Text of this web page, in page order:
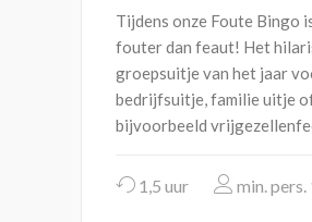
Tijdens onze Foute Bingo
fouter dan feaut! Het
groepsuitje van het jaar
bedrijfsuitje, familie uitje
bijvoorbeeld
1,5 uur